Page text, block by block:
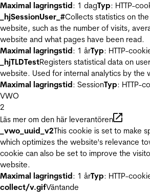
Maximal lagringstid: 1 dagTyp: HTTP-
_hjSessionUser_#Collects statistics on
website, such as the number of visits,
website and what pages have been read.
Maximal lagringstid: 1 årTyp: HTTP-
_hjTLDTestRegisters statistical data on
website. Used for internal analytics by the
Maximal lagringstid: SessionTyp: HTTP-
VWO
2
Läs mer om den här leverantören
_vwo_uuid_v2This cookie is set to make
which optimizes the website's relevance
cookie can also be set to improve the
website.
Maximal lagringstid: 1 årTyp: HTTP-
collect/v.gifVäntande